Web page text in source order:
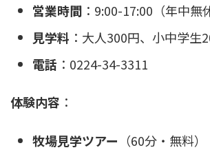
営業時間 ：9:00-17:00（年中無
見学料 ：大人300円、小中学生
電話 ：0224-34-3311
体験内容 ：
牧場見学ツアー （60分・無料